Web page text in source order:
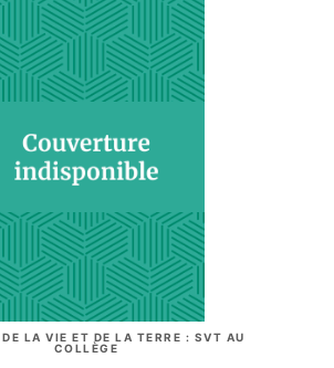
LA VIE ET DE LA TERRE : SVT AU
COLLÈGE